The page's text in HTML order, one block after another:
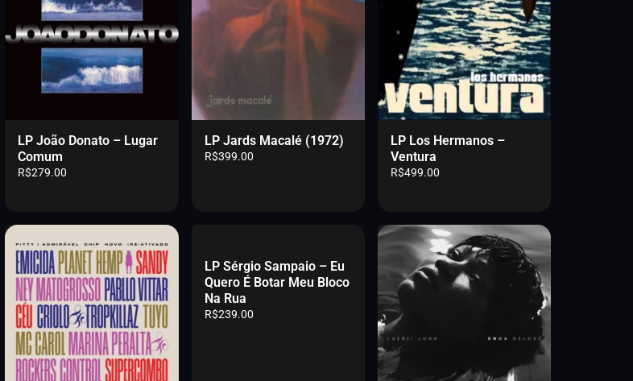
LP João Donato – Lugar
Comum
R$279.00
LP Jards Macalé (1972)
R$399.00
LP Los Hermanos –
Ventura
R$499.00
LP Sérgio Sampaio – Eu
Quero É Botar Meu Bloco
Na Rua
R$239.00
n
n
i
n
a
i
n
a
i
n
a
i
n
a
n
i
n